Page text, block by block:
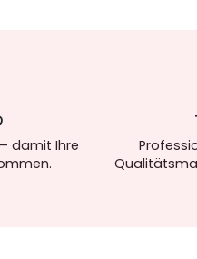
damit Ihre